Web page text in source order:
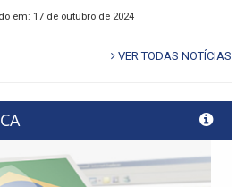
em: 17 de outubro de 2024
VER TODAS NOTÍCIAS